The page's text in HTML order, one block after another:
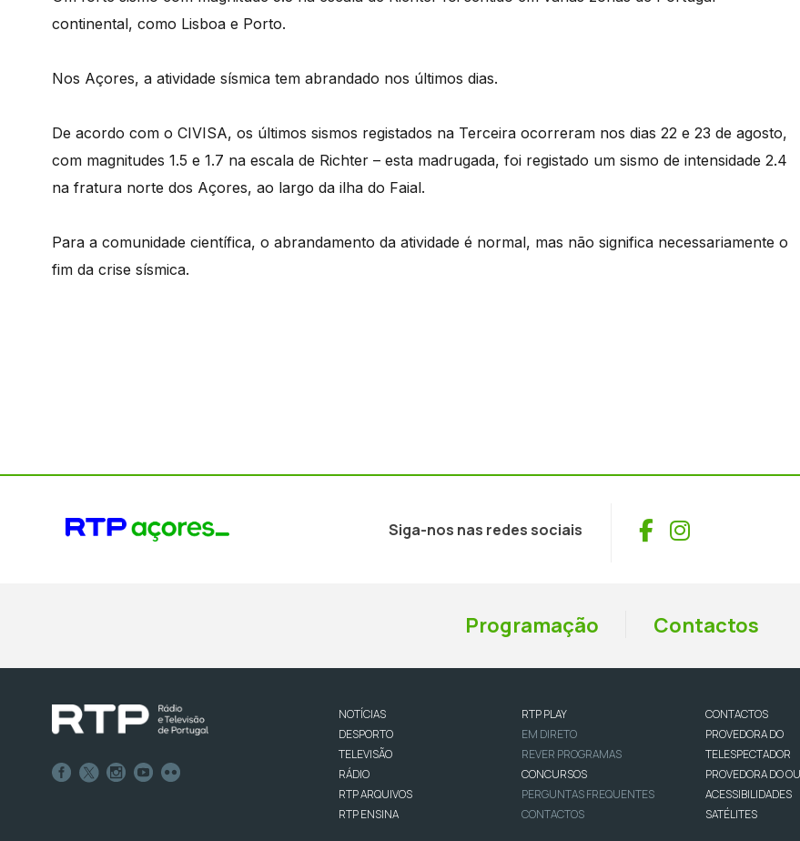
continental, como Lisboa e Porto.
Nos Açores, a atividade sísmica tem abrandado nos últimos dias.
De acordo com o CIVISA, os últimos sismos registados na Terceira ocorreram nos dias 22 e 23 de agosto,
com magnitudes 1.5 e 1.7 na escala de Richter – esta madrugada, foi registado um sismo de intensidade 2.4
na fratura norte dos Açores, ao largo da ilha do Faial.
Para a comunidade científica, o abrandamento da atividade é normal, mas não significa necessariamente o
fim da crise sísmica.
Siga-nos nas redes sociais Facebook
Instagram
Programação Contactos
NOTÍCIAS
DESPORTO
TELEVISÃO
RÁDIO
RTP ARQUIVOS
RTP ENSINA
RTP PLAY
EM DIRETO
REVER PROGRAMAS
CONCURSOS
PERGUNTAS FREQUENTES
CONTACTOS
CONTACTOS
PROVEDORA DO
TELESPECTADOR
PROVEDORA DO
ACESSIBILIDADES
SATÉLITES